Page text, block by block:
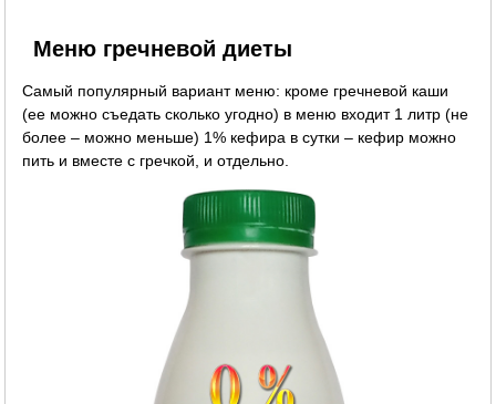
Меню гречневой диеты
Самый популярный вариант меню: кроме гречневой каши
(ее можно съедать сколько угодно) в меню входит 1 литр (не
более – можно меньше) 1% кефира в сутки – кефир можно
пить и вместе с гречкой, и отдельно.